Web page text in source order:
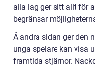
alla lag ger sitt allt för
begränsar
Å andra sidan ger den
unga spelare kan visa
framtida stjärnor.